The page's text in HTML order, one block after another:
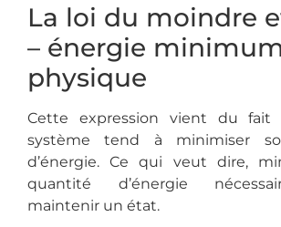
La loi du moindre
– énergie
physique
Cette expression vient du
système tend à minimiser
d’énergie. Ce qui veut dire,
quantité d’énergie
maintenir un état.